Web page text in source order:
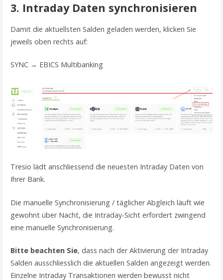
3. Intraday Daten synchronisieren
Damit die aktuellsten Salden geladen werden, klicken Sie
jeweils oben rechts auf:
SYNC → EBICS Multibanking
Tresio lädt anschliessend die neuesten Intraday Daten von
Ihrer Bank.
Die manuelle Synchronisierung / täglicher Abgleich läuft wie
gewohnt über Nacht, die Intraday-Sicht erfordert zwingend
eine manuelle Synchronisierung.
Bitte beachten Sie, dass nach der Aktivierung der Intraday
Salden ausschliesslich die aktuellen Salden angezeigt werden.
Einzelne Intraday Transaktionen werden bewusst nicht